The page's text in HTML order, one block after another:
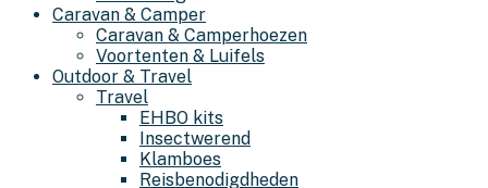
Caravan & Camper
Caravan & Camperhoezen
Voortenten & Luifels
Outdoor & Travel
Travel
EHBO kits
Insectwerend
Klamboes
Reisbenodigdheden